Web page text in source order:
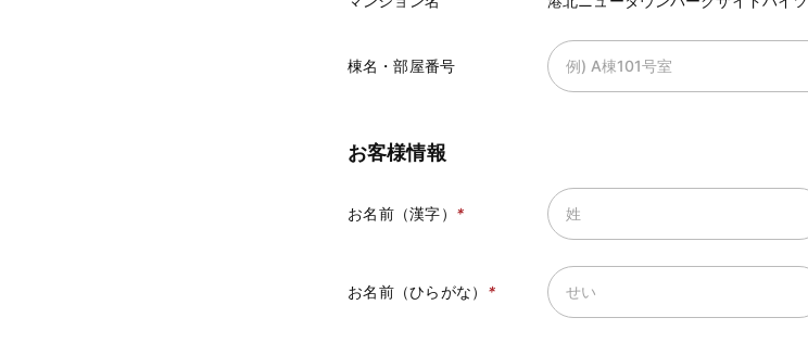
棟名・部屋番号
お客様情報
お名前（漢字） *
お名前（ひらがな） *